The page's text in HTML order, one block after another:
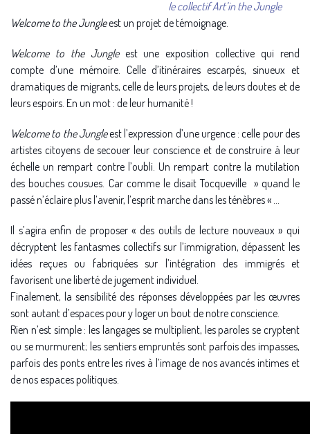
le collectif Art’in the Jungle
Welcome to the Jungleest un projet de témoignage.
Welcome to the Jungleest une exposition collective qui rend
compte d’une mémoire. Celle d’itinéraires escarpés, sinueux et
dramatiques de migrants, celle de leurs projets, de leurs doutes et de
leurs espoirs. En un mot : de leur humanité !
Welcome to the Jungleest l’expression d’une urgence : celle pour des
artistes citoyens de secouer leur conscience et de construire à leur
échelle un rempart contre l’oubli. Un rempart contre la mutilation
des bouches cousues. Car comme le disait Tocqueville » quand le
passé n’éclaire plus l’avenir, l’esprit marche dans les ténèbres « …
Il s’agira enfin de proposer « des outils de lecture nouveaux » qui
décryptent les fantasmes collectifs sur l’immigration, dépassent les
idées reçues ou fabriquées sur l’intégration des immigrés et
favorisent une liberté de jugement individuel.
Finalement, la sensibilité des réponses développées par les œuvres
sont autant d’espaces pour y loger un bout de notre conscience.
Rien n’est simple : les langages se multiplient, les paroles se cryptent
ou se murmurent; les sentiers empruntés sont parfois des impasses,
parfois des ponts entre les rives à l’image de nos avancés intimes et
de nos espaces politiques.